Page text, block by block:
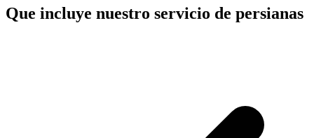
Que incluye nuestro servicio de persianas